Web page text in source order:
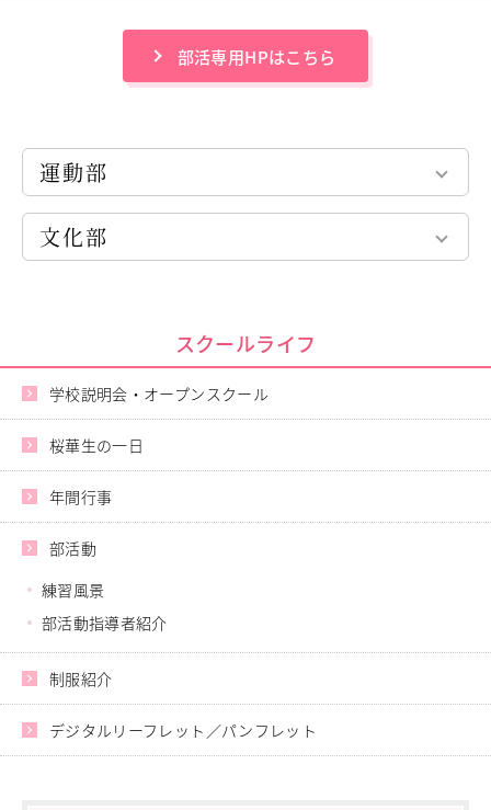
学校説明会・オープンスクール
桜華生の一日
年間行事
部活動
練習風景
デジタルリーフレット／パンフレット
進路・進学 Career Guidance
進路実績
指定校推薦
進学指導イベント（キャリアイベント）
その他
新型コロナウイルス感染症罹患証明書
インフルエンザ罹患証明書
登校許可証明書
桜育会（同窓会）
日体大桜華U-15
部活専用HPはこちら
運動部
中学バスケットボール部
高校バスケットボール部
中高陸上競技部
ハンドボール部
バレーボール部
ソフトボール部
サッカー部
ソフトテニス部
レスリング部
ダンス部
新体操部
特別競技部
文化部
美術部
ギター部
箏曲部
華道部
書道部
スクールライフ
学校説明会・オープンスクール
桜華生の一日
年間行事
部活動
練習風景
部活動指導者紹介
制服紹介
デジタルリーフレット／パンフレット